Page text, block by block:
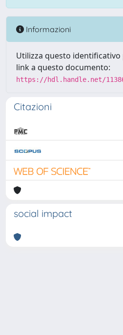
Informazioni
Utilizza questo
link a questo documento:
https://hdl.handle.net/
Citazioni
social impact